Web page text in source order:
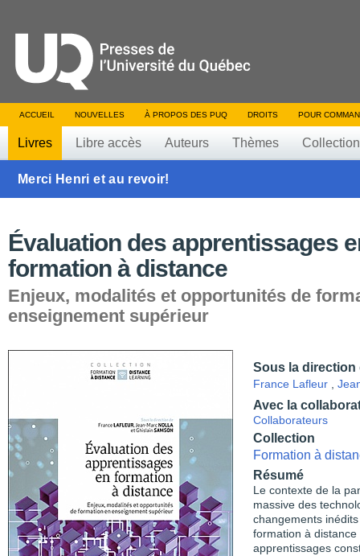
ACCUEIL NOUVELLES À PROPOS DES PUQ DROITS POUR
Livres Libre accès Auteurs Thèmes
Merci Henri et au revoir!
Évaluation des apprentissages
formation à distance
Enjeux, modalités et opportunités de
enseignement supérieur
Sous la direction
France Lafleur
Avec la
Collaborateurs
Collection
Formation à
Résumé
Le contexte de la
massive des
changements
formation à distance
apprentissages